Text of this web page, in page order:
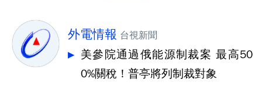
外電情報 台視新聞
美參院通過俄能源制裁案 最高50
0%關稅！普亭將列制裁對象